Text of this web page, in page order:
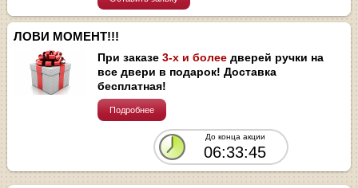
ЛОВИ МОМЕНТ!!!
При заказе3-х и более дверей ручки на
все двери в подарок! Доставка
бесплатная!
Подробнее
До конца акции
06:33:44